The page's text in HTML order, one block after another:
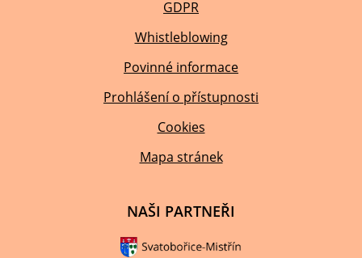
GDPR
Whistleblowing
Povinné informace
Prohlášení o přístupnosti
Cookies
Mapa stránek
NAŠI PARTNEŘI